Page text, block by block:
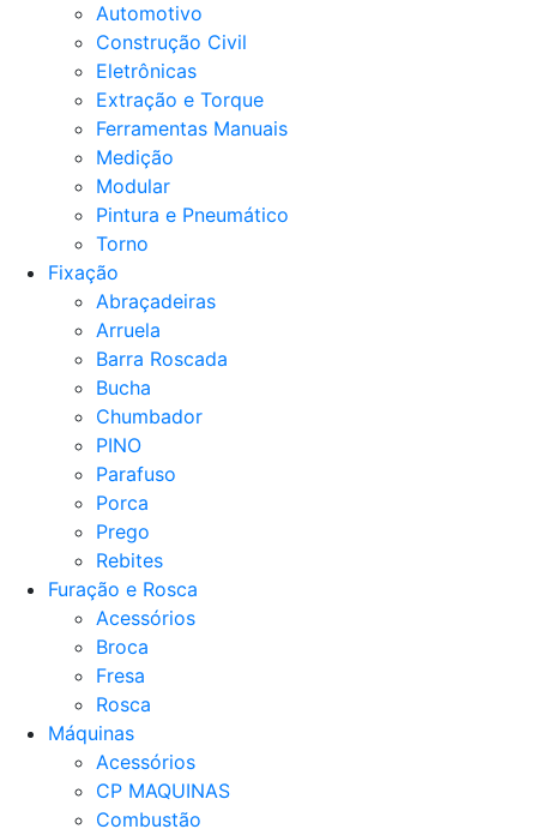
Automotivo
Construção Civil
Eletrônicas
Extração e Torque
Ferramentas Manuais
Medição
Modular
Pintura e Pneumático
Torno
Fixação
Abraçadeiras
Arruela
Barra Roscada
Bucha
Chumbador
PINO
Parafuso
Porca
Prego
Rebites
Furação e Rosca
Acessórios
Broca
Fresa
Rosca
Máquinas
Acessórios
CP MAQUINAS
Combustão